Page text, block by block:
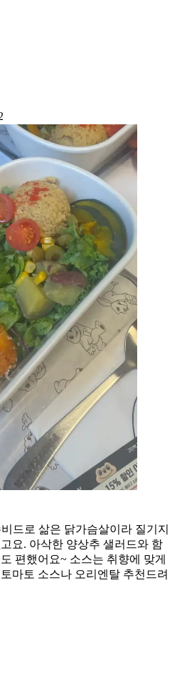
드로 삶은 닭가슴살이라 질기지
요. 아삭한 양상추 샐러드와 함
편했어요~ 소스는 취향에 맞게
마토 소스나 오리엔탈 추천드려